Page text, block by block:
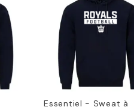
Essentiel - Sweat à